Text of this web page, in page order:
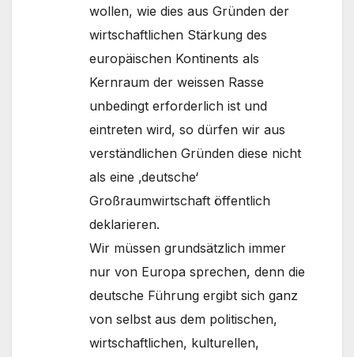
wollen, wie dies aus Gründen der
wirtschaftlichen Stärkung des
europäischen Kontinents als
Kernraum der weissen Rasse
unbedingt erforderlich ist und
eintreten wird, so dürfen wir aus
verständlichen Gründen diese nicht
als eine ‚deutsche‘
Großraumwirtschaft öffentlich
deklarieren.
Wir müssen grundsätzlich immer
nur von Europa sprechen, denn die
deutsche Führung ergibt sich ganz
von selbst aus dem politischen,
wirtschaftlichen, kulturellen,